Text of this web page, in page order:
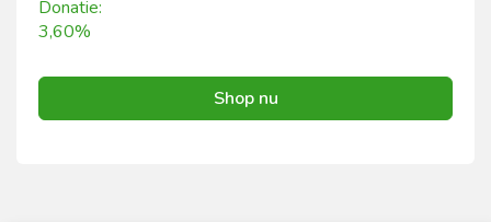
Donatie:
3,60%
Shop nu